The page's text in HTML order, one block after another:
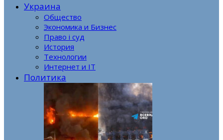
Украина
Общество
Экономика и Бизнес
Право і суд
История
Технологии
Интернет и IT
Политика